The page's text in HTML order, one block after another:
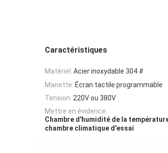
Caractéristiques
Matériel: Acier inoxydable 304 #
Manette: Écran tactile programmable
Tension: 220V ou 380V
Mettre en évidence:
Chambre d'humidité de la
chambre climatique d'essai